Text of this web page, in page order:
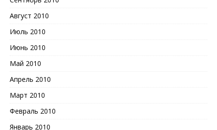
Август 2010
Июль 2010
Июнь 2010
Май 2010
Апрель 2010
Март 2010
Февраль 2010
Январь 2010